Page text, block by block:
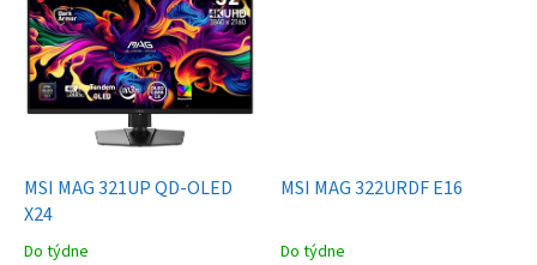
MSI MAG 321UP QD-OLED
X24
Do týdne
MSI MAG 322URDF E16
Do týdne